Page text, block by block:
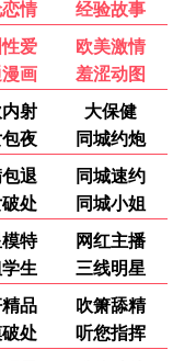
高清影
更新，高清无广